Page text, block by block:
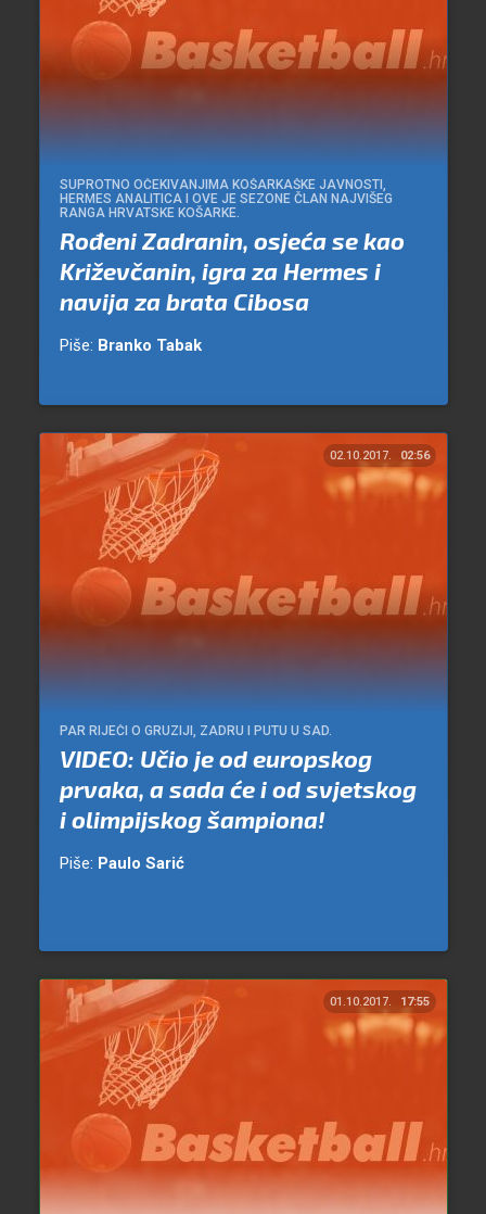
SUPROTNO OČEKIVANJIMA KOŠARKAŠKE JAVNOSTI,
HERMES ANALITICA I OVE JE SEZONE ČLAN NAJVIŠEG
RANGA HRVATSKE KOŠARKE.
Rođeni Zadranin, osjeća se kao
Križevčanin, igra za Hermes i
navija za brata Cibosa
Piše: Branko Tabak
02.10.2017. 02:56
PAR RIJEČI O GRUZIJI, ZADRU I PUTU U SAD.
VIDEO: Učio je od europskog
prvaka, a sada će i od svjetskog
i olimpijskog šampiona!
Piše: Paulo Sarić
01.10.2017. 17:55